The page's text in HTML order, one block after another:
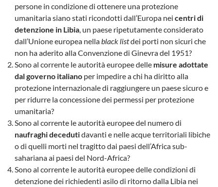
persone in condizione di ottenere una protezione
umanitaria siano stati ricondotti dall’Europa nei centri di
detenzione in Libia , un paese ripetutamente considerato
dall’Unione europea nella black listdei porti non sicuri che
non ha aderito alla Convenzione di Ginevra del 1951?
Sono al corrente le autorità europee delle misure adottate
dal governo italiano per impedire a chi ha diritto alla
protezione internazionale di raggiungere un paese sicuro e
per ridurre la concessione dei permessi per protezione
umanitaria?
Sono al corrente le autorità europee del numero di
naufraghi decedutidavanti e nelle acque territoriali libiche
o di quelli morti nel tragitto dai paesi dell’Africa sub-
sahariana ai paesi del Nord-Africa?
Sono al corrente le autorità europee delle condizioni di
detenzione dei richiedenti asilo di ritorno dalla Libia nei